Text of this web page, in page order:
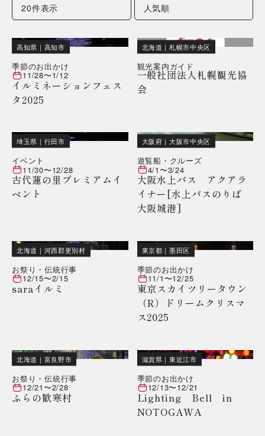
高知県 ｜ 高知市
季節のお出かけ
11/28〜1/12
イルミネーションフェス
タ2025
北海道 ｜札幌市中央区
観光案内ガイド
一般社団法人札幌観光協
会
埼玉県 ｜ 行田市
イベント
11/30〜12/28
古代蓮の里プレミアムイ
ベント
大阪府 ｜大阪市中央区
遊覧船・クルーズ
4/1〜3/24
大阪水上バス アクアラ
イナー[水上バスのりば
大阪城港]
北海道 ｜ 河西郡更別村
お祭り・伝統行事
12/15〜2/15
saraイルミ
東京都 ｜墨田区
季節のお出かけ
11/1〜12/25
東京スカイツリータウン
（R）ドリームクリスマ
ス2025
北海道 ｜ 富良野市
お祭り・伝統行事
12/21〜2/28
ふらの歓寒村
滋賀県 ｜東近江市
季節のお出かけ
12/13〜12/21
Lighting Bell in
NOTOGAWA